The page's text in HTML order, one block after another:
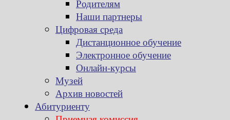
Родителям
Наши партнеры
Цифровая среда
Дистанционное обучение
Электронное обучение
Онлайн-курсы
Музей
Архив новостей
Абитуриенту